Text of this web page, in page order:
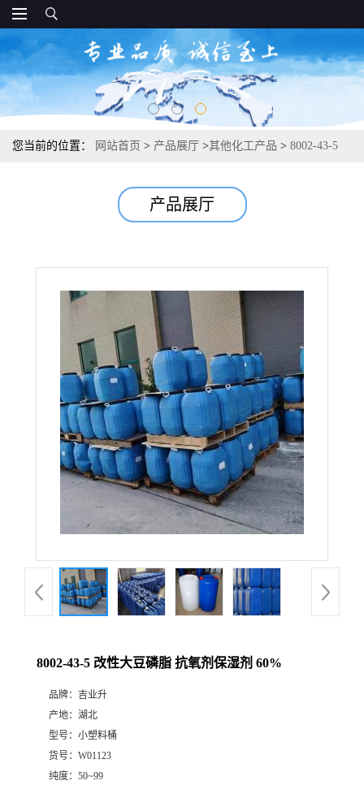
您当前的位置： 网站首页 > 产品展厅 >其他化工产品 > 8002-43-5
产品展厅
8002-43-5 改性大豆磷脂 抗氧剂保湿剂 60%
品牌： 吉业升
产地： 湖北
型号： 小塑料桶
货号： W01123
纯度： 50~99